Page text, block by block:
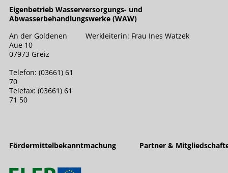
Eigenbetrieb Wasserversorgungs- und
Abwasserbehandlungswerke (WAW)
An der Goldenen
Aue 10
07973 Greiz
Telefon: (03661) 61
70
Telefax: (03661) 61
71 50
Werkleiterin: Frau Ines Watzek
Fördermittelbekanntmachung Partner &